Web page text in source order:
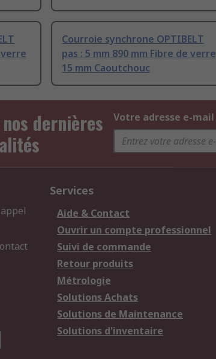
verre
Courroie synchrone OPTIBELT
pas : 5 mm 890 mm Fibre de verre
15 mm Caoutchouc
dernières
Votre adresse e-mail
Services
Aide & Contact
Ouvrir un compte professionnel
Suivi de commande
Retour produits
Métrologie
Solutions Achats
Solutions de Maintenance
Solutions d'inventaire